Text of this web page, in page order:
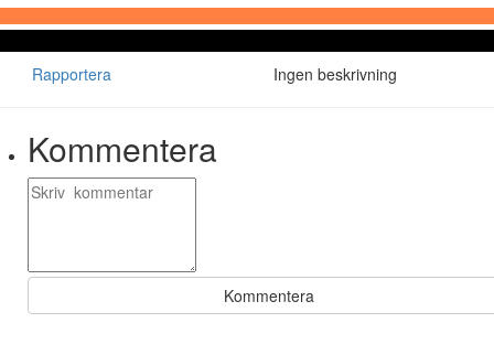
Rapportera Ingen beskrivning
Kommentera
Kommentera